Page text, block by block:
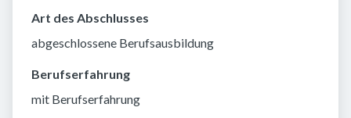
Art des Abschlusses
abgeschlossene Berufsausbildung
Berufserfahrung
mit Berufserfahrung